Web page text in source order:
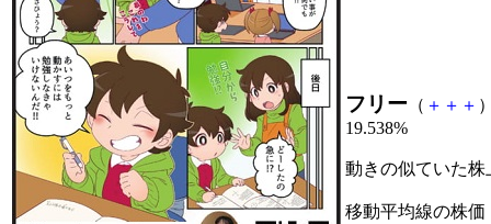
フリー （ ＋ ＋ ＋
19.538%
動きの似ていた
移動平均線の株価